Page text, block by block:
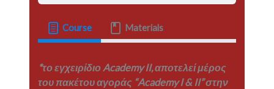
Course Materials
*το εγχειρίδιο Academy II, αποτελεί μέρος
του πακέτου αγοράς “Academy I & II” στην